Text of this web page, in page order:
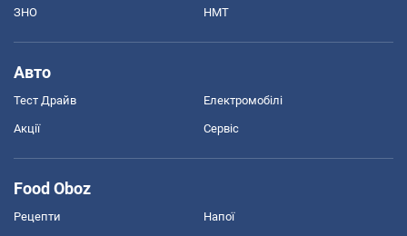
ЗНО НМТ
Авто
Тест Драйв Електромобілі
Акції Сервіс
Food Oboz
Рецепти Напої